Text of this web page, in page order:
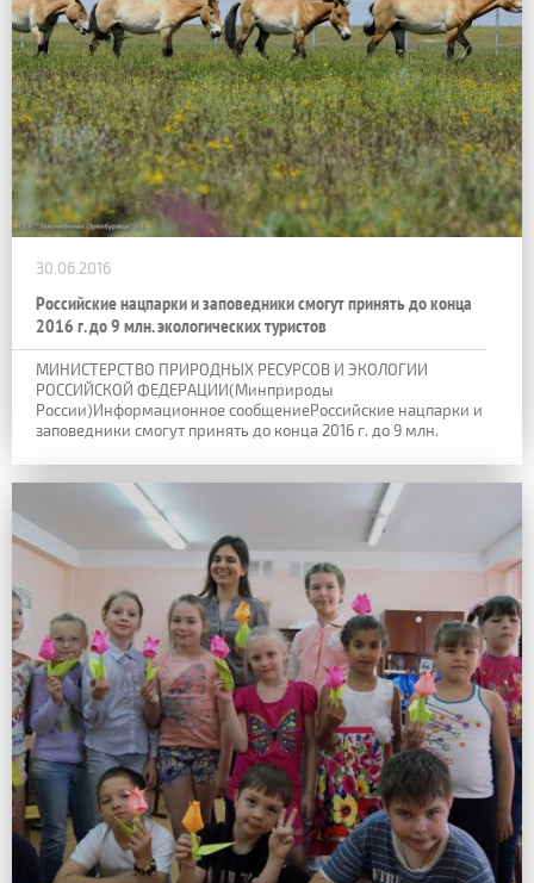
30.06.2016
Российские нацпарки и заповедники смогут принять до конца
2016 г. до 9 млн. экологических туристов
МИНИСТЕРСТВО ПРИРОДНЫХ РЕСУРСОВ И ЭКОЛОГИИ
РОССИЙСКОЙ ФЕДЕРАЦИИ(Минприроды
России)Информационное сообщениеРоссийские нацпарки и
заповедники смогут принять до конца 2016 г. до 9 млн.